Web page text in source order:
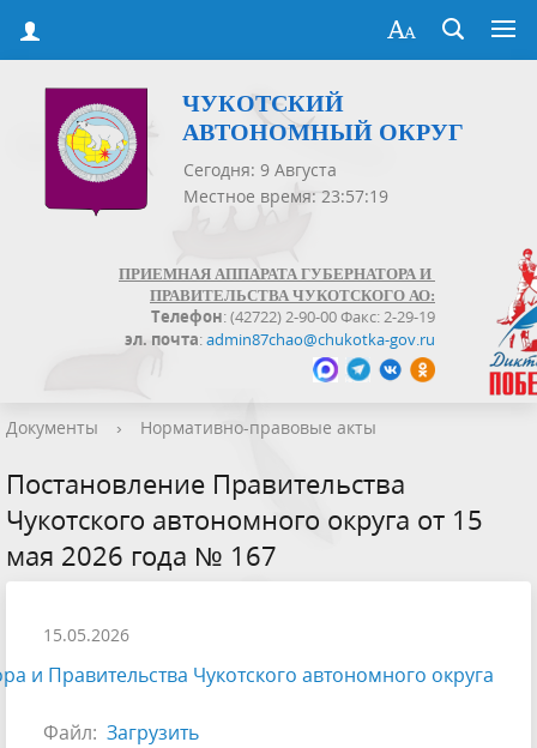
ЧУКОТСКИЙ
АВТОНОМНЫЙ ОКРУГ
Сегодня: 9 Августа
Местное время: 23:57:20
ПРИЕМНАЯ АППАРАТА ГУБЕРНАТОРА И
ПРАВИТЕЛЬСТВА ЧУКОТСКОГО АО:
Телефон: (42722) 2-90-00 Факс: 2-29-19
эл. почта:admin87chao@chukotka-gov.ru
Документы › Нормативно-правовые акты
Постановление Правительства
Чукотского автономного округа от 15
мая 2026 года № 167
15.05.2026
и Правительства Чукотского автономного округа
Файл: Загрузить